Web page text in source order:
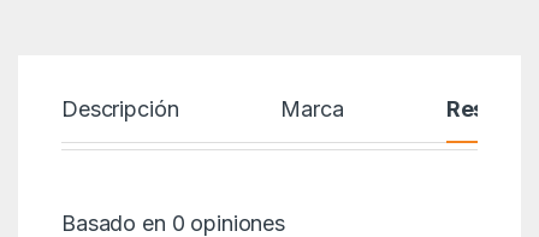
Descripción Marca Reseñas
Basado en 0 opiniones